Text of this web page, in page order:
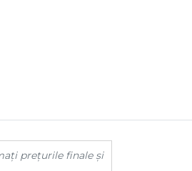
prețurile finale și